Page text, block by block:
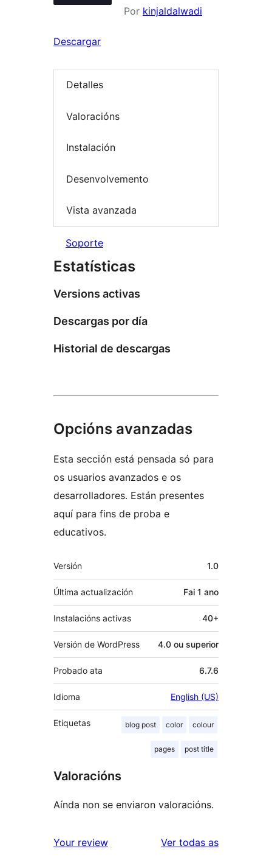
Por kinjaldalwadi
Descargar
Detalles
Valoracións
Instalación
Desenvolvemento
Vista avanzada
Soporte
Estatísticas
Versions activas
Descargas por día
Historial de descargas
Opcións avanzadas
Esta sección está pensada só para
os usuarios avanzados e os
desarrolladores. Están presentes
aquí para fins de proba e
educativos.
Meta
Versión 1.0
Última actualización Fai 1 ano
Instalacións activas 40+
Versión de WordPress 4.0 ou superior
Probado ata 6.7.6
Idioma English (US)
Etiquetas blog post color colour
pages post title
Valoracións
Aínda non se enviaron valoracións.
Your review Ver todas asvaloracións